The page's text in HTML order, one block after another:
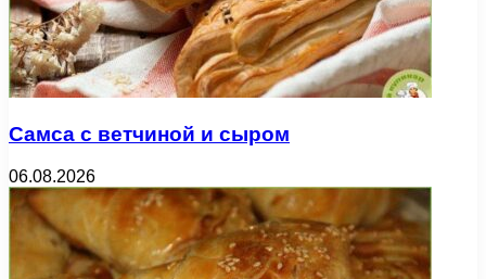
Самса с ветчиной и сыром
06.08.2026